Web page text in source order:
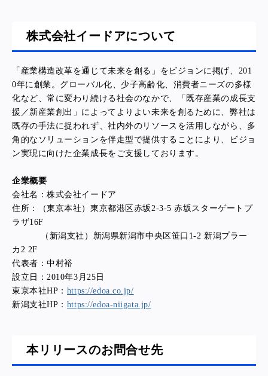
株式会社イードアについて
「産業構造改革を通じて未来を創る」をビジョンに掲げ、201
0年に創業。グローバル化、少子高齢化、消費者ニーズの多様
化など、常に変わり続ける社会のなかで、「既存産業の成長支
援／新産業創出」によってよりよい未来を創るために、弊社は
既存の手法に捉われず、社内外のリソースを活用しながら、多
角的なソリューションを伴走型で提供することにより、ビジョ
ン実現に向けた企業成長をご支援しております。
企業概要
会社名：株式会社イードア
住所：（東京本社）東京都港区赤坂2-3-5 赤坂スターゲートプ
ラザ16F
（新潟支社）新潟県新潟市中央区笹口1-2 新潟プラー
カ2 2F
代表者：中村裕
設立日：2010年3月25日
東京本社HP： https://edoa.co.jp/
新潟支社HP： https://edoa-niigata.jp/
本リリースのお問合せ先